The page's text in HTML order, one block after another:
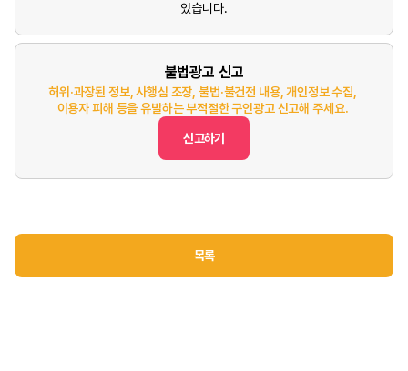
있습니다.
불법광고 신고
허위·과장된 정보, 사행심 조장, 불법·불건전 내용, 개인정보 수집,
이용자 피해 등을 유발하는 부적절한 구인광고 신고해 주세요.
신고하기
목록